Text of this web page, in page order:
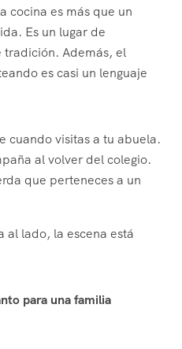
cocina es más que un
Es un lugar de
tradición. Además, el
es casi un lenguaje
cuando visitas a tu abuela.
al volver del colegio.
que perteneces a un
al lado, la escena está
para una familia